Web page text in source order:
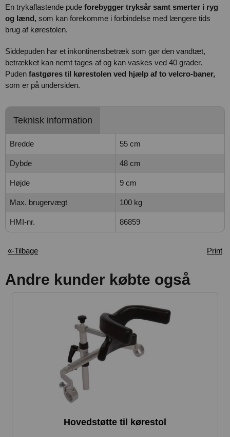
En trykaflastende pude forebygger tryksår samt smerter i ryg
og lænd, som kan forekomme i forbindelse med længere tids
brug af kørestolen.
Siddepuden har et inkontinensbetræk som gør den vandtæt,
betrækket kan nemt tages af og kan vaskes ved 40 grader.
Puden fastgøres til kørestolen ved hjælp af to velcro-baner,
som er på undersiden.
Teknisk information
Bredde 55 cm
Dybde 48 cm
Højde 9 cm
Max. brugervægt 100 kg
HMI-nr. 86859
«-Tilbage Print
Andre kunder købte også
Hovedstøtte til kørestol